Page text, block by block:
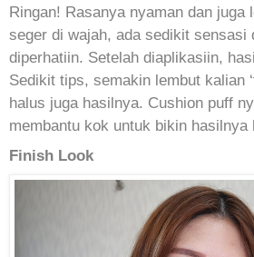
Ringan! Rasanya nyaman dan juga
seger di wajah, ada sedikit sensasi
diperhatiin. Setelah diaplikasiin,
Sedikit tips, semakin lembut kalian
halus juga hasilnya. Cushion puff
membantu kok untuk bikin hasilnya
Finish Look